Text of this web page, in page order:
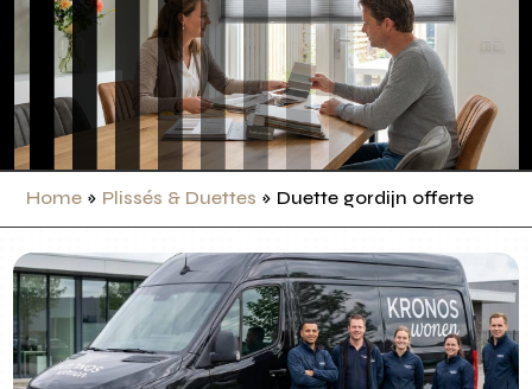
Home » Plissés & Duettes » Duette gordijn offerte